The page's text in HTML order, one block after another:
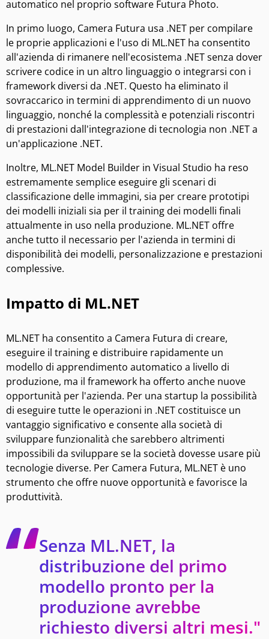
automatico nel proprio software Futura Photo.
In primo luogo, Camera Futura usa .NET per compilare
le proprie applicazioni e l'uso di ML.NET ha consentito
all'azienda di rimanere nell'ecosistema .NET senza dover
scrivere codice in un altro linguaggio o integrarsi con i
framework diversi da .NET. Questo ha eliminato il
sovraccarico in termini di apprendimento di un nuovo
linguaggio, nonché la complessità e potenziali riscontri
di prestazioni dall'integrazione di tecnologia non .NET a
un'applicazione .NET.
Inoltre, ML.NET Model Builder in Visual Studio ha reso
estremamente semplice eseguire gli scenari di
classificazione delle immagini, sia per creare prototipi
dei modelli iniziali sia per il training dei modelli finali
attualmente in uso nella produzione. ML.NET offre
anche tutto il necessario per l'azienda in termini di
disponibilità dei modelli, personalizzazione e prestazioni
complessive.
Impatto di ML.NET
ML.NET ha consentito a Camera Futura di creare,
eseguire il training e distribuire rapidamente un
modello di apprendimento automatico a livello di
produzione, ma il framework ha offerto anche nuove
opportunità per l'azienda. Per una startup la possibilità
di eseguire tutte le operazioni in .NET costituisce un
vantaggio significativo e consente alla società di
sviluppare funzionalità che sarebbero altrimenti
impossibili da sviluppare se la società dovesse usare più
tecnologie diverse. Per Camera Futura, ML.NET è uno
strumento che offre nuove opportunità e favorisce la
produttività.
Senza ML.NET, la
distribuzione del primo
modello pronto per la
produzione avrebbe
richiesto diversi altri mesi."